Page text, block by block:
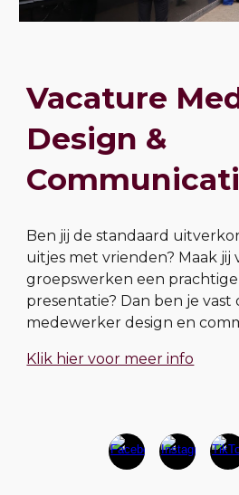
Vacature
Design &
Ben jij de standaard
uitjes met vrienden? Maak jij
groepswerken een prachtige
presentatie? Dan ben je
medewerker design en
Klik hier voor meer info